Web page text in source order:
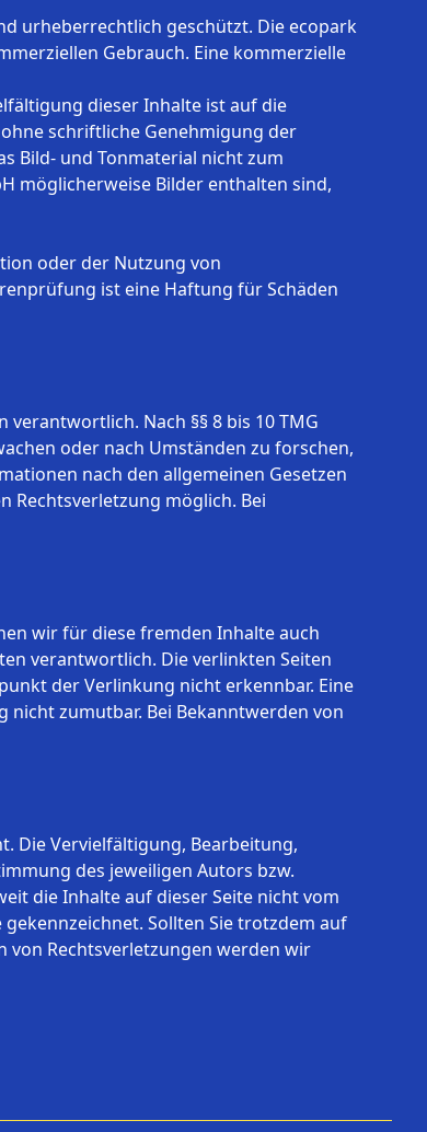
urheberrechtlich geschützt. Die ecopark
Gebrauch. Eine kommerzielle
dieser Inhalte ist auf die
schriftliche Genehmigung der
Bild- und Tonmaterial nicht zum
möglicherweise Bilder enthalten sind,
oder der Nutzung von
ist eine Haftung für Schäden
Nach §§ 8 bis 10 TMG
oder nach Umständen zu forschen,
nach den allgemeinen Gesetzen
Rechtsverletzung möglich. Bei
wir für diese fremden Inhalte auch
verantwortlich. Die verlinkten Seiten
der Verlinkung nicht erkennbar. Eine
zumutbar. Bei Bekanntwerden von
Die Vervielfältigung, Bearbeitung,
des jeweiligen Autors bzw.
die Inhalte auf dieser Seite nicht vom
Sollten Sie trotzdem auf
von Rechtsverletzungen werden wir